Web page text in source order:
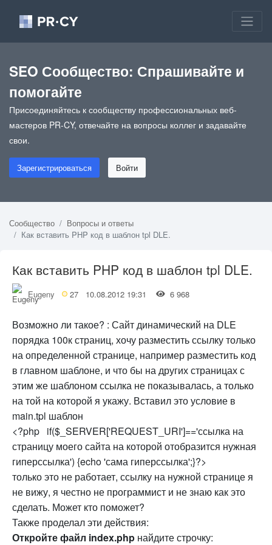
SEO Сообщество: Спрашивайте и
помогайте
Присоединяйтесь к сообществу профессиональных веб-
мастеров PR-CY, отвечайте на вопросы коллег и задавайте
свои.
Зарегистрироваться Войти
Сообщество
Вопросы и ответы
Как вставить PHP код в шаблон tpl DLE.
Как вставить PHP код в шаблон tpl DLE.
Eugeny 27 10.08.2012 19:31 6 968
Возможно ли такое? : Сайт динамический на DLE
порядка 100к страниц, хочу разместить ссылку только
на определенной странице, например разместить код
в главном шаблоне, и что бы на других страницах с
этим же шаблоном ссылка не показывалась, а только
на той на которой я укажу. Вставил это условие в
main.tpl шаблон
<?php if($_SERVER['REQUEST_URI']=='ссылка на
страницу моего сайта на которой отобразится нужная
гиперссылка') {echo 'сама гиперссылка';}?>
только это не работает, ссылку на нужной странице я
не вижу, я честно не программист и не знаю как это
сделать. Может кто поможет?
Также проделал эти действия:
Откройте файл index.php найдите строчку: